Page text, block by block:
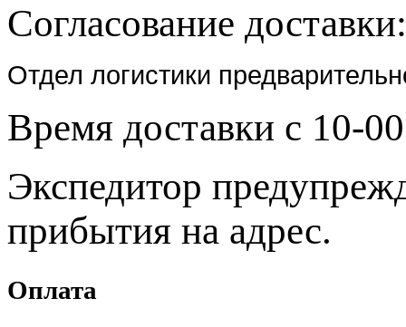
Согласование доставки:
Отдел логистики
Время доставки с 10-
Экспедитор
прибытия на адрес.
Оплата